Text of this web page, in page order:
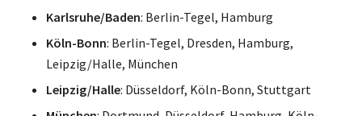
Karlsruhe/Baden: Berlin-Tegel, Hamburg
Köln-Bonn: Berlin-Tegel, Dresden, Hamburg,
Leipzig/Halle, München
Leipzig/Halle: Düsseldorf, Köln-Bonn, Stuttgart